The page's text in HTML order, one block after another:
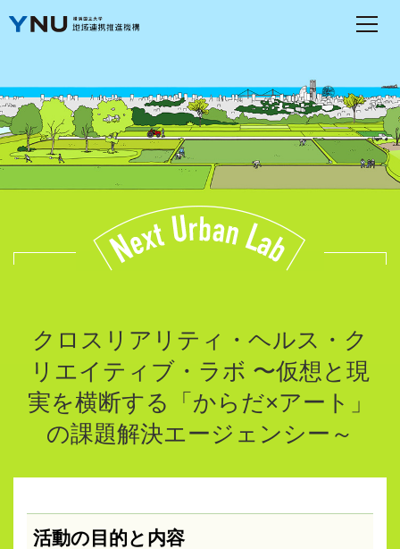
クロスリアリティ・ヘルス・ク
リエイティブ・ラボ 〜仮想と現
実を横断する「からだ×アート」
の課題解決エージェンシー～
活動の目的と内容